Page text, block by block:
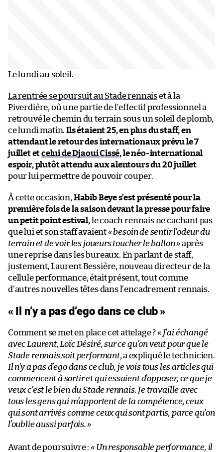
Le lundi au soleil.
La rentrée se poursuit au Stade rennaiset à la
Piverdière, où une partie de l’effectif professionnel a
retrouvé le chemin du terrain sous un soleil de plomb,
ce lundi matin.Ils étaient 25, en plus du staff, en
attendant le retour des internationaux prévu le 7
juillet etcelui de Djaoui Cissé, le néo-international
espoir, plutôt attendu aux alentours du 20 juillet
pour lui permettre de pouvoir couper.
À cette occasion, Habib Beye s’est présenté pour la
première fois de la saison devant la presse pour faire
un petit point estival,le coach rennais ne cachant pas
que lui et son staff avaient« besoin de sentir l’odeur du
terrain et de voir les joueurs toucher le ballon »après
une reprise dans les bureaux. En parlant de staff,
justement, Laurent Bessière, nouveau directeur de la
cellule performance, était présent, tout comme
d’autres nouvelles têtes dans l’encadrement rennais.
« Il n’y a pas d’ego dans ce club »
Comment se met en place cet attelage ?« J’ai échangé
avec Laurent, Loïc Désiré, sur ce qu’on veut pour que le
Stade rennais soit performant, a expliqué le technicien.
Il n’y a pas d’ego dans ce club, je vois tous les articles qui
commencent à sortir et qui essaient d’opposer, ce que je
veux c’est le bien du Stade rennais. Je travaille avec
tous les gens qui m’apportent de la compétence, ceux
qui sont arrivés comme ceux qui sont partis, parce qu’on
l’oublie aussi parfois.»
Avant de poursuivre :« Un responsable performance, il